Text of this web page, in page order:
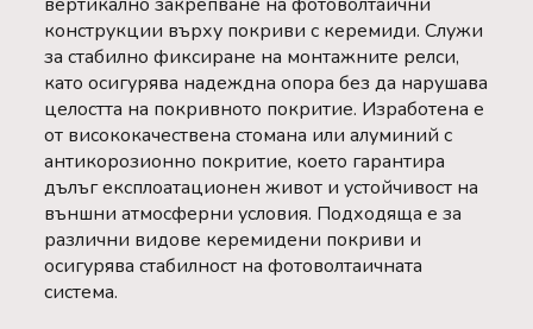
конструкции върху покриви с керемиди. Служи
за стабилно фиксиране на монтажните релси,
като осигурява надеждна опора без да нарушава
целостта на покривното покритие. Изработена е
от висококачествена стомана или алуминий с
антикорозионно покритие, което гарантира
дълъг експлоатационен живот и устойчивост на
външни атмосферни условия. Подходяща е за
различни видове керемидени покриви и
осигурява стабилност на фотоволтаичната
система.